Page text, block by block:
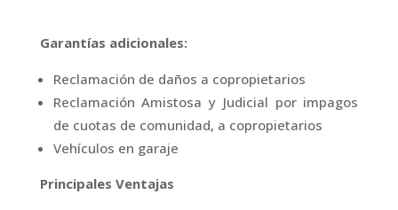
Garantías adicionales:
Reclamación de daños a copropietarios
Reclamación Amistosa y Judicial por impagos
de cuotas de comunidad, a copropietarios
Vehículos en garaje
Principales Ventajas